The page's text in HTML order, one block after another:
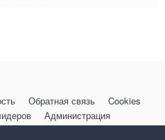
Обратная связь
Cookies
Администрация